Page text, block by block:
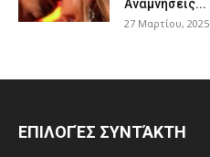
Avαμvήσεις...
27 Μαρτίου, 2025
ΕΠΙΛΟΓΈΣ ΣΥΝΤΆΚΤΗ